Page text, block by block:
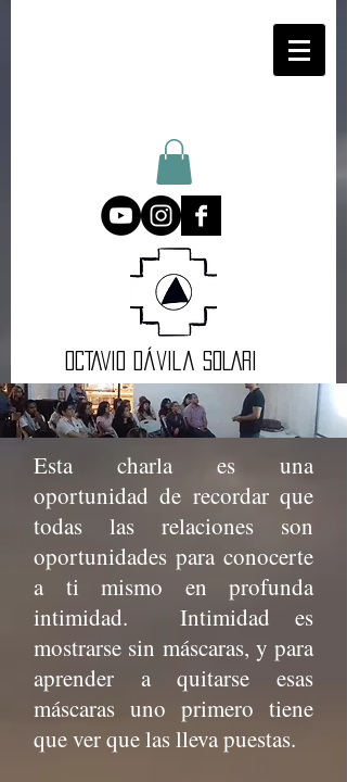
oCTAVIO DÁvila SOLARI
Esta charla es una
oportunidad de recordar que
todas las relaciones son
oportunidades para conocerte
a ti mismo en profunda
intimidad. Intimidad es
mostrarse sin máscaras, y para
aprender a quitarse esas
máscaras uno primero tiene
que ver que las lleva puestas.